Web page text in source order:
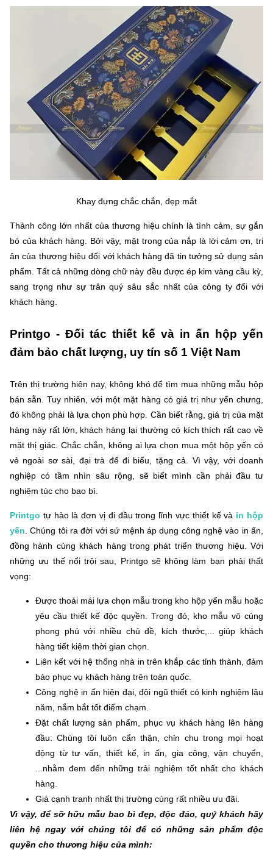
Khay đựng chắc chắn, đẹp mắt
Thành công lớn nhất của thương hiệu chính là tình cảm, sự gắn
bó của khách hàng. Bởi vậy, mặt trong của nắp là lời cảm ơn, tri
ân của thương hiệu đối với khách hàng đã tin tưởng sử dụng sản
phẩm. Tất cả những dòng chữ này đều được ép kim vàng cầu kỳ,
sang trọng như sự trân quý sâu sắc nhất của công ty đối với
khách hàng.
Printgo - Đối tác thiết kế và in ấn hộp yến
đảm bảo chất lượng, uy tín số 1 Việt Nam
Trên thị trường hiện nay, không khó để tìm mua những mẫu hộp
bán sẵn. Tuy nhiên, với một mặt hàng có giá trị như yến chưng,
đó không phải là lựa chọn phù hợp. Cần biết rằng, giá trị của mặt
hàng này rất lớn, khách hàng lại thường có kích thích rất cao về
mặt thị giác. Chắc chắn, không ai lựa chọn mua một hộp yến có
vẻ ngoài sơ sài, đại trà để đi biếu, tặng cả. Vì vậy, với doanh
nghiệp có tầm nhìn sâu rộng, sẽ biết mình cần phải đầu tư
nghiêm túc cho bao bì.
Printgo tự hào là đơn vị đi đầu trong lĩnh vực thiết kế và in hộp
yến . Chúng tôi ra đời với sứ mệnh áp dụng công nghệ vào in ấn,
đồng hành cùng khách hàng trong phát triển thương hiệu. Với
những ưu thế nổi trội sau, Printgo sẽ không làm bạn phải thất
vọng:
Được thoải mái lựa chọn mẫu trong kho hộp yến mẫu hoặc
yêu cầu thiết kế độc quyền. Trong đó, kho mẫu vô cùng
phong phú với nhiều chủ đề, kích thước,... giúp khách
hàng tiết kiệm thời gian chọn.
Liên kết với hệ thống nhà in trên khắp các tỉnh thành, đảm
bảo phục vụ khách hàng trên toàn quốc.
Công nghệ in ấn hiện đại, đội ngũ thiết có kinh nghiệm lâu
năm, nắm bắt tốt điểm chạm.
Đặt chất lượng sản phẩm, phục vụ khách hàng lên hàng
đầu: Chúng tôi luôn cẩn thận, chỉn chu trong mọi hoạt
động từ tư vấn, thiết kế, in ấn, gia công, vận chuyển,
...nhằm đem đến những trải nghiệm tốt nhất cho khách
hàng.
Giá cạnh tranh nhất thị trường cùng rất nhiều ưu đãi.
Vì vậy, để sỡ hữu mẫu bao bì đẹp, độc đáo, quý khách hãy
liên hệ ngay với chúng tôi để có những sản phẩm độc
quyền cho thương hiệu của mình: